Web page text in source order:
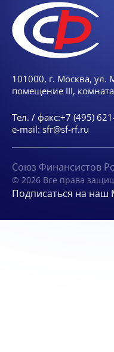
101000, г. Москва, ул.
помещение III,
Тел. / факс:+7 (495)
e-mail: sfr@sf-rf.ru
Союз Финансистов
© 2026 Все права
Подписаться на наш